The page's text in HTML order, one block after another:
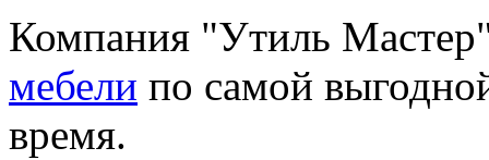
Компания "Утиль
мебели по самой
время.